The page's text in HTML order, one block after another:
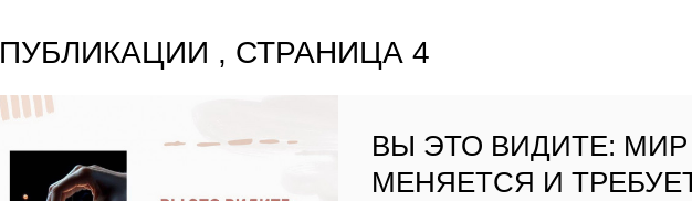
ПУБЛИКАЦИИ , СТРАНИЦА 4
ВЫ ЭТО ВИДИТЕ: МИР
МЕНЯЕТСЯ И